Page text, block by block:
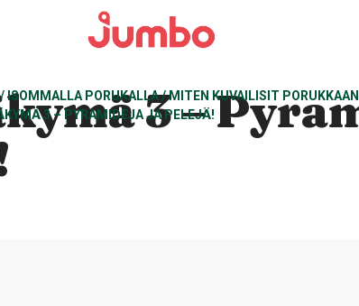
ISOMMALLA PORUKALLA/MITEN KUVAILISIT
3 – PYRAMIDEJA JA PELEJÄ!
3 –